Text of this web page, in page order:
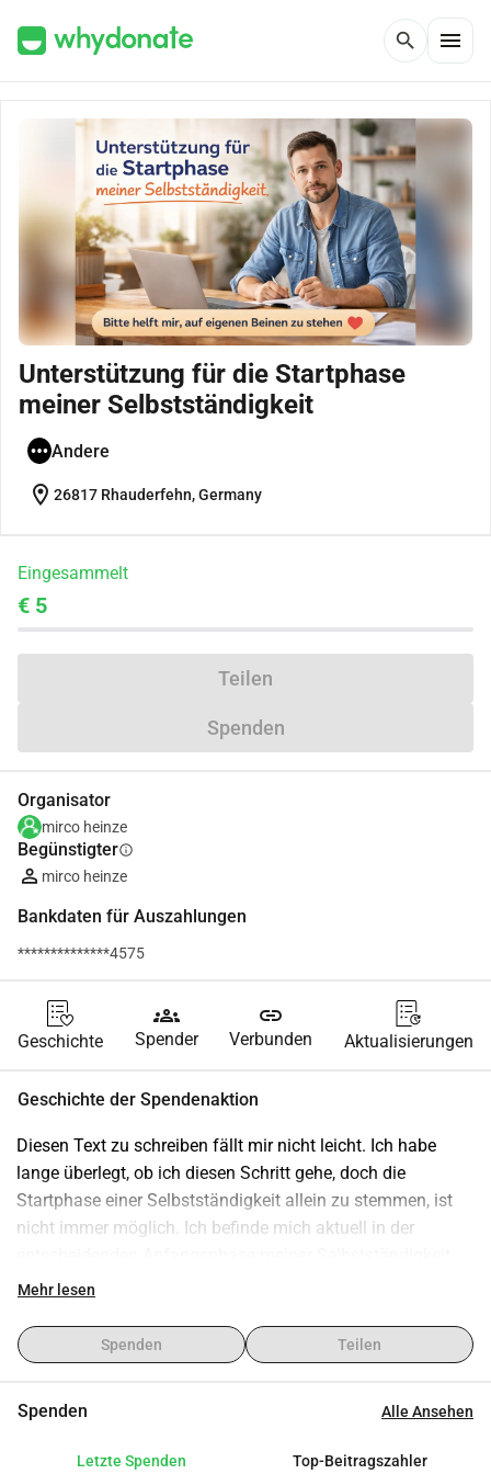
search menu
Unterstützung für die Startphase
meiner Selbstständigkeit
Andere
location_on 26817 Rhauderfehn, Germany
Eingesammelt
€ 5
Teilen
Spenden
Organisator
mirco heinze
Begünstigterinfo
mirco heinze
Bankdaten für Auszahlungen
**************4575
Geschichte
groups
Spender
link
Verbunden Aktualisierungen
Geschichte der Spendenaktion
Diesen Text zu schreiben fällt mir nicht leicht. Ich habe
lange überlegt, ob ich diesen Schritt gehe, doch die
Startphase einer Selbstständigkeit allein zu stemmen, ist
nicht immer möglich. Ich befinde mich aktuell in der
Die Grundlagen sind gelegt, die Motivation und Perspektive
Mittel, um diese sensible Startphase abzusichern. Gerade
am Anfang entscheidet sich, ob man eine Selbstständigkeit
bevor sie richtig greifen kann. Genau an diesem Punkt
Mehr lesen
Spenden Teilen
Spenden Alle Ansehen
Letzte Spenden Top-Beitragszahler